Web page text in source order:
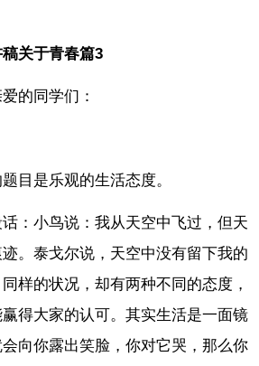
关于青春篇3
的同学们：
目是乐观的生活态度。
：小鸟说：我从天空中飞过，但天
。泰戈尔说，天空中没有留下我的
样的状况，却有两种不同的态度，
得大家的认可。其实生活是一面镜
向你露出笑脸，你对它哭，那么你